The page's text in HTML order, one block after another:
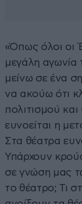
«Όπως όλοι οι
μεγάλη
μείνω σε ένα
να ακούω ότι
πολιτισμού και
ευνοείται η
Στα θέατρα
Υπάρχουν
σε γνώση μας
το θέατρο; Τι